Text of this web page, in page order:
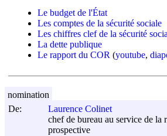
Le budget de l'État
Les comptes de la sécurité sociale
Les chiffres clef de la sécurité
La dette publique
Le rapport du COR (youtube,
De:
Laurence Colinet
chef de bureau au service de la
prospective
nomination